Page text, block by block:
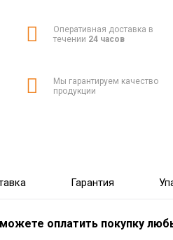
Оперативная доставка в
течении 24 часов
Мы гарантируем качество
продукции
Гарантия
оплатить покупку